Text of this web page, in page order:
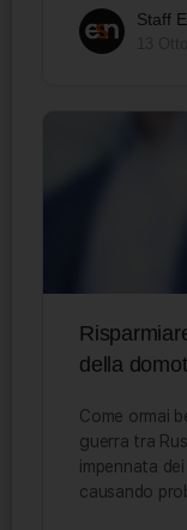
Staff
della
Come ormai
guerra tra
impennata
causando